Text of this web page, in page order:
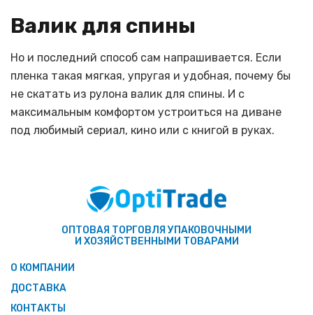
Валик для спины
Но и последний способ сам напрашивается. Если
пленка такая мягкая, упругая и удобная, почему бы
не скатать из рулона валик для спины. И с
максимальным комфортом устроиться на диване
под любимый сериал, кино или с книгой в руках.
ОПТОВАЯ ТОРГОВЛЯ УПАКОВОЧНЫМИ
И ХОЗЯЙСТВЕННЫМИ ТОВАРАМИ
О КОМПАНИИ
ДОСТАВКА
КОНТАКТЫ